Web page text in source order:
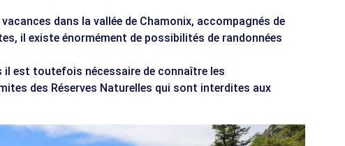
dans la vallée de Chamonix, accompagnés de
il existe énormément de possibilités de randonnées
il est toutefois nécessaire de connaître les
des Réserves Naturelles qui sont interdites aux